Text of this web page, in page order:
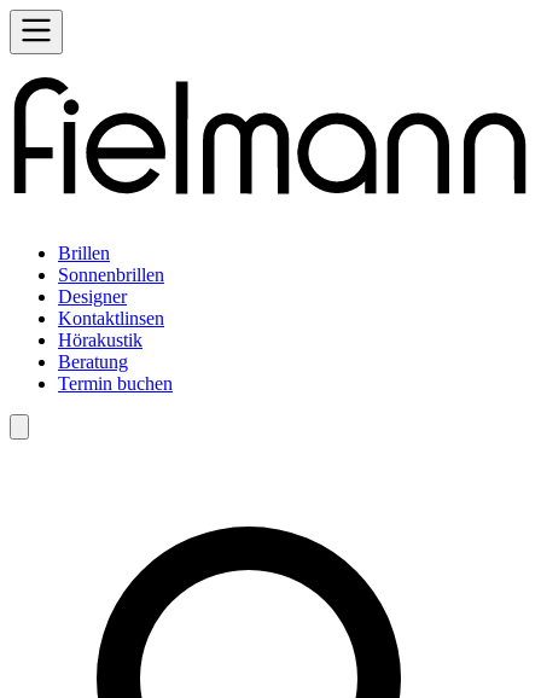
Brillen
Sonnenbrillen
Designer
Kontaktlinsen
Hörakustik
Beratung
Termin buchen